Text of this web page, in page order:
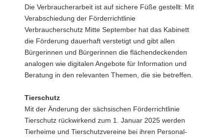
Die Verbraucherarbeit ist auf sichere Füße gestellt: Mit
Verabschiedung der Förderrichtlinie
Verbraucherschutz Mitte September hat das Kabinett
die Förderung dauerhaft verstetigt und gibt allen
Bürgerinnen und Bürgerinnen die flächendeckenden
analogen wie digitalen Angebote für Information und
Beratung in den relevanten Themen, die sie betreffen.
Tierschutz
Mit der Änderung der sächsischen Förderrichtlinie
Tierschutz rückwirkend zum 1. Januar 2025 werden
Tierheime und Tierschutzvereine bei ihren Personal-